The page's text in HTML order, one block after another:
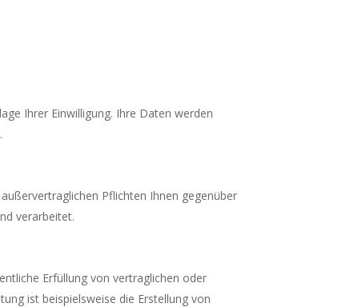
Ihrer Einwilligung. Ihre Daten werden
Pflichten Ihnen gegenüber
verarbeitet.
Erfüllung von vertraglichen oder
ist beispielsweise die Erstellung von